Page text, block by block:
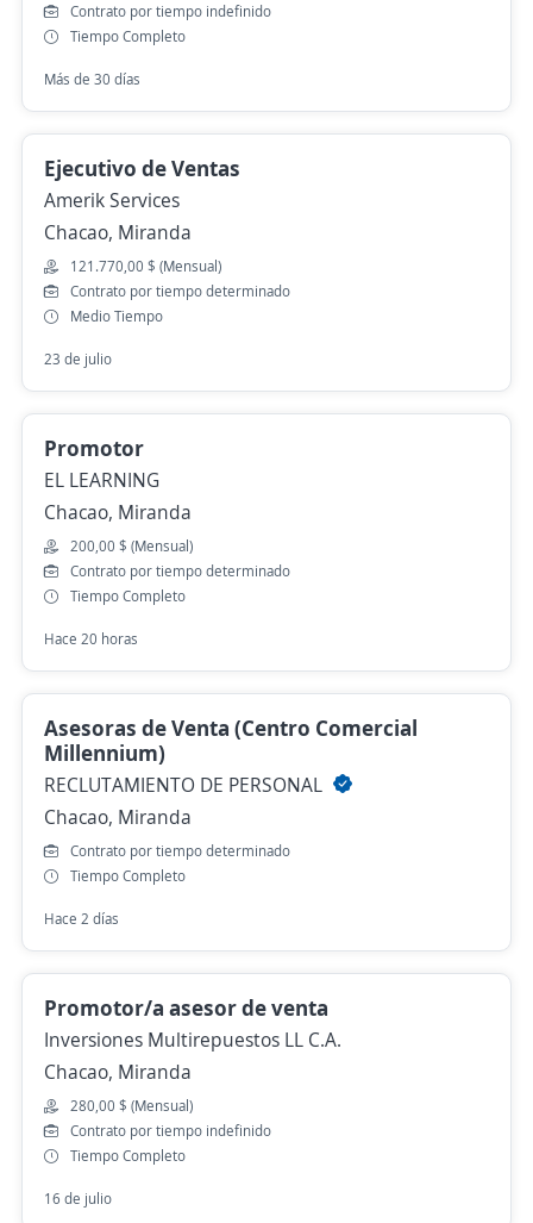
Contrato por tiempo indefinido
Tiempo Completo
Más de 30 días
Ejecutivo de Ventas
Amerik Services
Chacao, Miranda
121.770,00 $ (Mensual)
Contrato por tiempo determinado
Medio Tiempo
23 de julio
Promotor
EL LEARNING
Chacao, Miranda
200,00 $ (Mensual)
Contrato por tiempo determinado
Tiempo Completo
Hace 20 horas
Asesoras de Venta (Centro Comercial
Millennium)
RECLUTAMIENTO DE PERSONAL
Chacao, Miranda
Contrato por tiempo determinado
Tiempo Completo
Hace 2 días
Promotor/a asesor de venta
Inversiones Multirepuestos LL C.A.
Chacao, Miranda
280,00 $ (Mensual)
Contrato por tiempo indefinido
Tiempo Completo
16 de julio